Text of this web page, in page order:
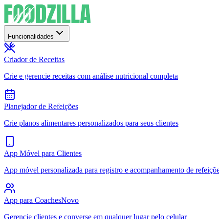
Funcionalidades
Criador de Receitas
Crie e gerencie receitas com análise nutricional completa
Planejador de Refeições
Crie planos alimentares personalizados para seus clientes
App Móvel para Clientes
App móvel personalizada para registro e acompanhamento de
App para CoachesNovo
Gerencie clientes e converse em qualquer lugar pelo celular